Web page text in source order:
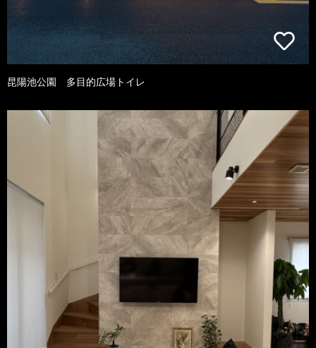
昆陽池公園 多目的広場トイレ